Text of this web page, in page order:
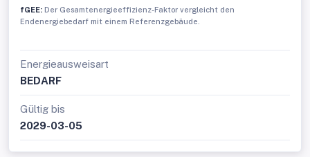
fGEE: Der Gesamtenergieeffizienz-Faktor vergleicht den
Endenergiebedarf mit einem Referenzgebäude.
Energieausweisart
BEDARF
Gültig bis
2029-03-05